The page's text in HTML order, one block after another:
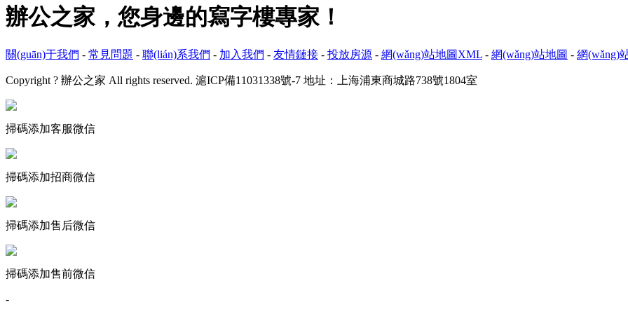
辦公之家，您身邊的寫字樓專家！
關(guān)于我們 - 常見問題 - 聯(lián)系我們 - 加入我們 - 友情鏈接 - 投放房源 - 網(wǎng)站地圖XML - 網(wǎng)站地圖 - 網(wǎng)
Copyright ? 辦公之家 All rights reserved. 滬ICP備11031338號-7 地址：上海浦東商城路738號1804室
掃碼添加客服微信
掃碼添加招商微信
掃碼添加售后微信
掃碼添加售前微信
-